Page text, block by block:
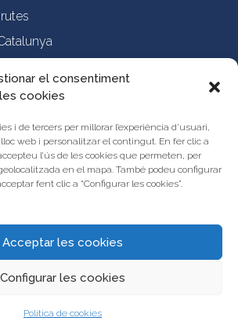
el consentiment
cookies
i de tercers per millorar l’experiència d’usuari,
web i personalitzar el contingut. En fer clic a
l’ús de les cookies que permeten, per
en el mapa. També podeu configurar
fent clic a “Configurar les cookies”.
Acceptar les cookies
Configurar les cookies
Política de cookies
propostes al Portal d’Activitats Educatives de
legal